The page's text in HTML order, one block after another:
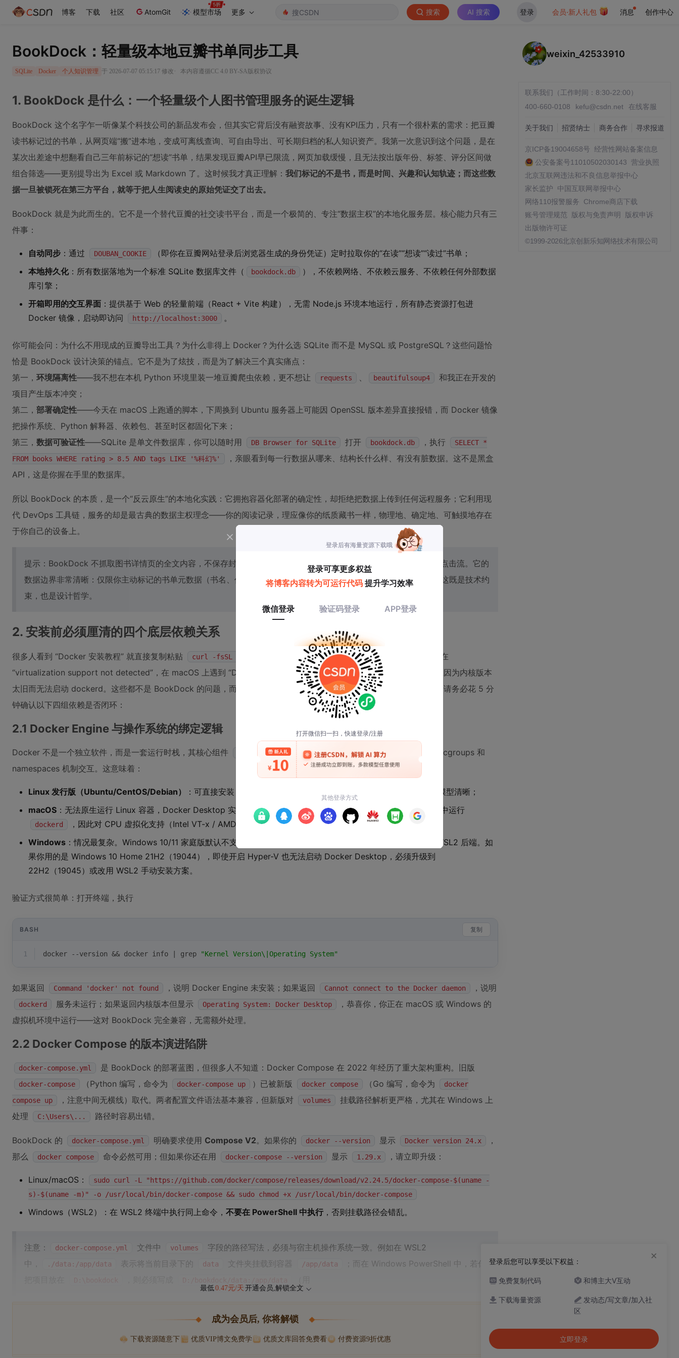
博客 下载 社区 AtomGit 模型市场 更多 搜索 AI 搜索 登录 会员·新人礼包 消息 创作中心
BookDock：轻量级本地豆瓣书单同步工具
SQLite Docker 个人知识管理 于 2026-07-07 05:15:17 修改 · 本内容遵循CC 4.0 BY-SA版权协议
1. BookDock 是什么：一个轻量级个人图书管理服务的诞生逻辑
BookDock 这个名字乍一听像某个科技公司的新品发布会，但其实它背后没有融资故事、没有KPI压力，只有一个很朴素的需求：把豆瓣
读书标记过的书单，从网页端“搬”进本地，变成可离线查询、可自由导出、可长期归档的私人知识资产。我第一次意识到这个问题，是在
某次出差途中想翻看自己三年前标记的“想读”书单，结果发现豆瓣API早已限流，网页加载缓慢，且无法按出版年份、标签、评分区间做
组合筛选——更别提导出为 Excel 或 Markdown 了。这时候我才真正理解： 我们标记的不是书，而是时间、兴趣和认知轨迹；而这些数
据一旦被锁死在第三方平台，就等于把人生阅读史的原始凭证交了出去。
BookDock 就是为此而生的。它不是一个替代豆瓣的社交读书平台，而是一个极简的、专注“数据主权”的本地化服务层。核心能力只有三
件事：
自动同步 ：通过 DOUBAN_COOKIE
（即你在豆瓣网站登录后浏览器生成的身份凭证）定时拉取你的“在读”“想读”“读过”书单；
本地持久化：所有数据落地为一个标准 SQLite 数据库文件（ bookdock.db
），不依赖网络、不依赖云服务、不依赖任何外部数据
库引擎；
开箱即用的交互界面 ：提供基于 Web 的轻量前端（React + Vite 构建），无需 Node.js 环境本地运行，所有静态资源打包进
Docker 镜像，启动即访问
http://localhost:3000 。
你可能会问：为什么不用现成的豆瓣导出工具？为什么非得上 Docker？为什么选 SQLite 而不是 MySQL 或 PostgreSQL？这些问题恰
恰是 BookDock 设计决策的锚点。它不是为了炫技，而是为了解决三个真实痛点：
第一， 环境隔离性——我不想在本机 Python 环境里装一堆豆瓣爬虫依赖，更不想让 requests 、 beautifulsoup4
和我正在开发的
项目产生版本冲突；
第二， 部署确定性——今天在 macOS 上跑通的脚本，下周换到 Ubuntu 服务器上可能因 OpenSSL 版本差异直接报错，而 Docker 镜像
把操作系统、Python 解释器、依赖包、甚至时区都固化下来；
第三， 数据可验证性——SQLite 是单文件数据库，你可以随时用 DB Browser for SQLite 打开 bookdock.db ，执行
SELECT *
FROM books WHERE rating > 8.5 AND tags LIKE '%科幻%'
，亲眼看到每一行数据从哪来、结构长什么样、有没有脏数据。这不是黑盒
API，这是你握在手里的数据库。
所以 BookDock 的本质，是一个“反云原生”的本地化实践：它拥抱容器化部署的确定性，却拒绝把数据上传到任何远程服务；它利用现
代 DevOps 工具链，服务的却是最古典的数据主权理念——你的阅读记录，理应像你的纸质藏书一样，物理地、确定地、可触摸地存在
于你自己的设备上。
提示：BookDock 不抓取图书详情页的全文内容，不保存封面图片二进制数据（只存 URL），不采集你的搜索行为或点击流。它的
数据边界非常清晰：仅限你主动标记的书单元数据（书名、作者、ISBN、豆瓣 ID、评分、短评、标签、标记时间）。这既是技术约
束，也是设计哲学。
2. 安装前必须厘清的四个底层依赖关系
很多人看到 “Docker 安装教程” 就直接复制粘贴 curl -fsSL https://get.docker.com | sh
，结果在 Windows 上卡在
“virtualization support not detected”，在 macOS 上遇到 “Docker Desktop requires Intel chip” 报错，在 Ubuntu 上因为内核版本
太旧而无法启动 dockerd。这些都不是 BookDock 的问题，而是你跳过了对底层依赖关系的理解。安装 BookDock 前，请务必花 5 分
钟确认以下四组依赖是否闭环：
2.1 Docker Engine 与操作系统的绑定逻辑
Docker 不是一个独立软件，而是一套运行时栈，其核心组件 dockerd
（Docker Daemon）必须直接与 Linux 内核的 cgroups 和
namespaces 机制交互。这意味着：
Linux 发行版（Ubuntu/CentOS/Debian） ：可直接安装
作为系统服务运行，权限模型清晰；
macOS ：无法原生运行 Linux 容器，Docker Desktop 实际是启动一个轻量级 Linux 虚拟机（HyperKit），再在其中运行
dockerd
，因此对 CPU 虚拟化支持（Intel VT-x / AMD-V）有硬性要求；
Windows ：情况最复杂。Windows 10/11 家庭版默认不支持 WSL2，而 Docker Desktop 2023 年后已强制要求 WSL2 后端。如
果你用的是 Windows 10 Home 21H2（19044），即使开启 Hyper-V 也无法启动 Docker Desktop，必须升级到
22H2（19045）或改用 WSL2 手动安装方案。
验证方式很简单：打开终端，执行
BASH 复制
1 docker --version && docker info | grep "Kernel Version\|Operating System"
如果返回 Command 'docker' not found ，说明 Docker Engine 未安装；如果返回 Cannot connect to the Docker daemon ，说明
dockerd 服务未运行；如果返回内核版本但显示 Operating System: Docker Desktop
，恭喜你，你正在 macOS 或 Windows 的
虚拟机环境中运行——这对 BookDock 完全兼容，无需额外处理。
2.2 Docker Compose 的版本演进陷阱
docker-compose.yml 是 BookDock 的部署蓝图，但很多人不知道：Docker Compose 在 2022 年经历了重大架构重构。旧版
docker-compose （Python 编写，命令为 docker-compose up ）已被新版 docker compose （Go 编写，命令为
docker
compose up
，注意中间无横线）取代。两者配置文件语法基本兼容，但新版对 volumes
挂载路径解析更严格，尤其在 Windows 上
处理
C:\Users\... 路径时容易出错。
BookDock 的 docker-compose.yml 明确要求使用 Compose V2。如果你的 docker --version 显示 Docker version 24.x
，
那么
docker compose 命令必然可用；但如果你还在用 docker-compose --version 显示 1.29.x ，请立即升级：
Linux/macOS：
sudo curl -L "https://github.com/docker/compose/releases/download/v2.24.5/docker-compose-$(uname -
s)-$(uname -m)" -o /usr/local/bin/docker-compose && sudo chmod +x /usr/local/bin/docker-compose
Windows（WSL2）：在 WSL2 终端中执行同上命令， 不要在 PowerShell 中执行 ，否则挂载路径会错乱。
注意： docker-compose.yml 文件中 volumes
字段的路径写法，必须与宿主机操作系统一致。例如在 WSL2
中，
./data:/app/data 表示将当前目录下的 data 文件夹挂载到容器 /app/data
；而在 Windows PowerShell 中，若你
最低0.47元/天 开通会员,解锁全文
成为会员后, 你将解锁
下载资源随意下 优质VIP博文免费学 优质文库回答免费看 付费资源9折优惠
weixin_42533910
联系我们（工作时间：8:30-22:00）
400-660-0108
kefu@csdn.net 在线客服
关于我们 招贤纳士 商务合作 寻求报道
京ICP备19004658号 经营性网站备案信息
公安备案号11010502030143 营业执照
北京互联网违法和不良信息举报中心
家长监护
中国互联网举报中心
网络110报警服务
Chrome商店下载
账号管理规范
版权与免责声明
版权申诉
出版物许可证
©1999-2026北京创新乐知网络技术有限公司
登录后您可以享受以下权益：
免费复制代码 和博主大V互动
下载海量资源
发动态/写文章/加入社
区
×
立即登录